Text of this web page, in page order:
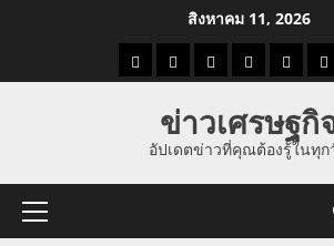
สิงหาคม 11, 2026
ราคาแนว
ราคา
ทอง
ข่าว
นี้
ข่าว
ดูด
ที่
ข่าวเศรษฐกิ
อัปเดตข่าวที่คุณต้องรู้ในทุก
Primary